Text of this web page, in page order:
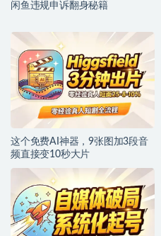
闲鱼违规申诉翻身秘籍
这个免费AI神器，9张图加3段音
频直接变10秒大片